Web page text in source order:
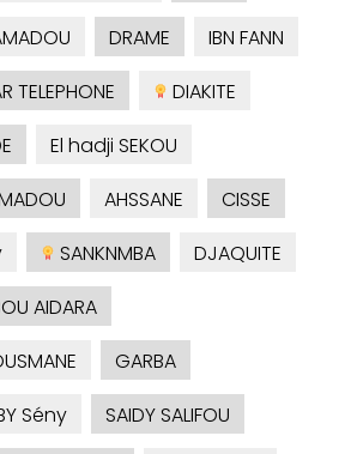
DRAME
IBN FANN
TELEPHONE
DIAKITE
El hadji SEKOU
AHSSANE
CISSE
SANKNMBA
DJAQUITE
AIDARA
GARBA
Sény
SAIDY SALIFOU